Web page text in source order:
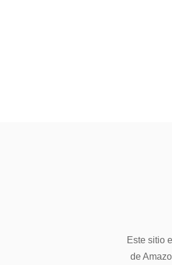
Este sitio
de